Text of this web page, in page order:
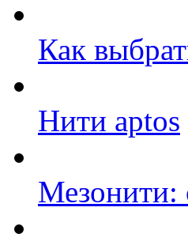
Как
Нити aptos
Мезонити: